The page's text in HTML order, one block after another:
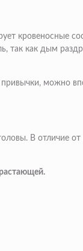
кровеносные
так как дым
можно
В отличие